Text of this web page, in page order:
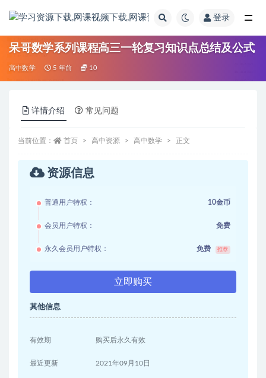
登录
呆哥数学系列课程高三一轮复习知识点总结及公式
高中数学 5 年前 10
详情介绍 常见问题
当前位置： 首页 高中资源 高中数学 正文
资源信息
普通用户特权： 10金币
会员用户特权： 免费
永久会员用户特权： 免费 推荐
立即购买
其他信息
有效期 购买后永久有效
最近更新 2021年09月10日